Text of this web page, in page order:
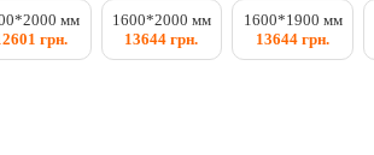
мм
грн.
1600*2000 мм
13644 грн.
1600*1900 мм
13644 грн.